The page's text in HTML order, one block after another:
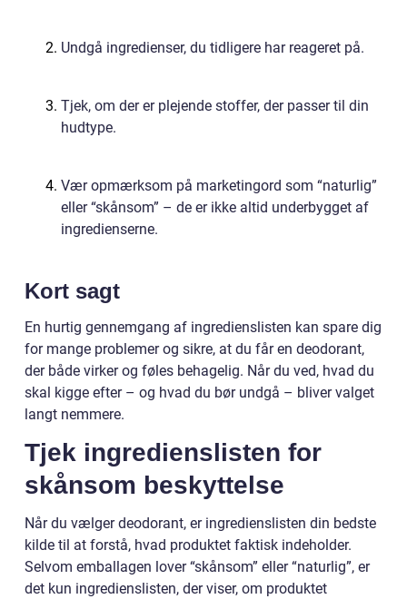
Undgå ingredienser, du tidligere har reageret på.
Tjek, om der er plejende stoffer, der passer til din
hudtype.
Vær opmærksom på marketingord som “naturlig”
eller “skånsom” – de er ikke altid underbygget af
ingredienserne.
Kort sagt
En hurtig gennemgang af ingredienslisten kan spare dig
for mange problemer og sikre, at du får en deodorant,
der både virker og føles behagelig. Når du ved, hvad du
skal kigge efter – og hvad du bør undgå – bliver valget
langt nemmere.
Tjek ingredienslisten for
skånsom beskyttelse
Når du vælger deodorant, er ingredienslisten din bedste
kilde til at forstå, hvad produktet faktisk indeholder.
Selvom emballagen lover “skånsom” eller “naturlig”, er
det kun ingredienslisten, der viser, om produktet